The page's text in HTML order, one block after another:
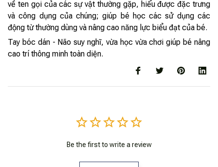
về ten gọi của các sự vật thường gặp, hiểu được đặc trưng
và công dụng của chúng; giúp bé học các sử dụng các
động từ thường dùng và nâng cao năng lực biểu đạt của bé.
Tay bóc dán - Não suy nghĩ, vừa học vừa chơi giúp bé nâng
cao trí thông minh toàn diện.
Be the first to write a review